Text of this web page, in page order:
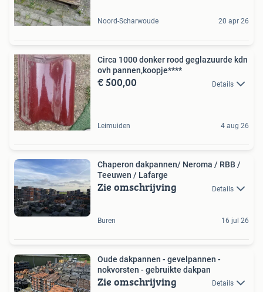
Noord-Scharwoude 20 apr 26
Circa 1000 donker rood geglazuurde kdn
ovh pannen,koopje****
€ 500,00 Details
Leimuiden 4 aug 26
Chaperon dakpannen/ Neroma / RBB /
Teeuwen / Lafarge
Zie omschrijving Details
Buren 16 jul 26
Oude dakpannen - gevelpannen -
nokvorsten - gebruikte dakpan
Zie omschrijving Details